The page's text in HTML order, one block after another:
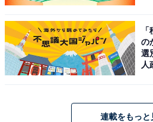
初となる敗者復活枠からの優勝
ました。2009年には日本一のコ
オブコント」で準優勝。幅広い
る者を笑顔にさせ、現在は『サ
愛菜の博士ちゃん』『帰れマン
気を誇ります。
の
選
人
連載をもっと